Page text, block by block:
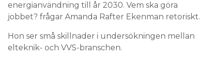
energianvändning till år 2030. Vem ska göra
jobbet? frågar Amanda Rafter Ekenman retoriskt.
Hon ser små skillnader i undersökningen mellan
elteknik- och VVS-branschen.